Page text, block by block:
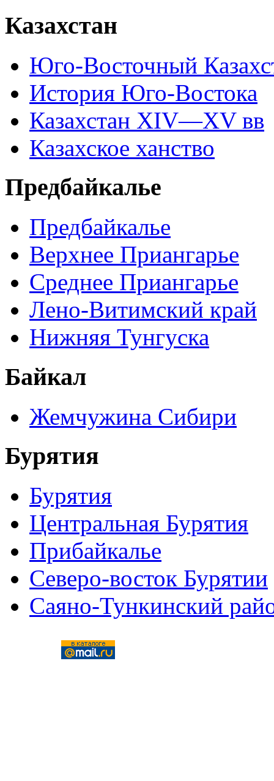
Казахстан
Юго-Восточный
История Юго-Востока
Казахстан XIV—XV вв
Казахское ханство
Предбайкалье
Предбайкалье
Верхнее Приангарье
Среднее Приангарье
Лено-Витимский край
Нижняя Тунгуска
Байкал
Жемчужина Сибири
Бурятия
Бурятия
Центральная Бурятия
Прибайкалье
Северо-восток Бурятии
Саяно-Тункинский